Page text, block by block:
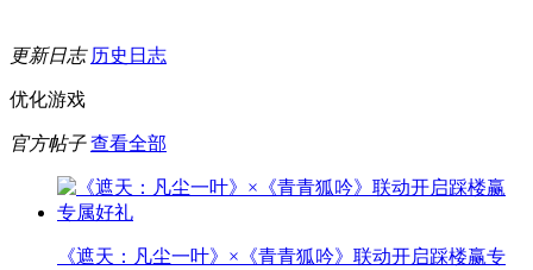
更新日志 历史日志
优化游戏
官方帖子 查看全部
《遮天：凡尘一叶》×《青青狐吟》联动开启踩楼赢专